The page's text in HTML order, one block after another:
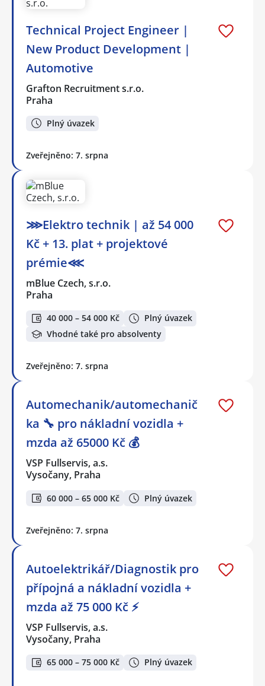
Technical Project Engineer |
New Product Development |
Automotive
Grafton Recruitment s.r.o.
Praha
Plný úvazek
Zveřejněno: 7. srpna
⋙Elektro technik | až 54 000
Kč + 13. plat + projektové
prémie⋘
mBlue Czech, s.r.o.
Praha
40 000 – 54 000 Kč
Plný úvazek
Vhodné také pro absolventy
Zveřejněno: 7. srpna
Automechanik/automechanič
ka 🔧 pro nákladní vozidla +
mzda až 65000 Kč 💰
VSP Fullservis, a.s.
Vysočany, Praha
60 000 – 65 000 Kč Plný úvazek
Zveřejněno: 7. srpna
Autoelektrikář/Diagnostik pro
přípojná a nákladní vozidla +
mzda až 75 000 Kč ⚡
VSP Fullservis, a.s.
Vysočany, Praha
65 000 – 75 000 Kč Plný úvazek